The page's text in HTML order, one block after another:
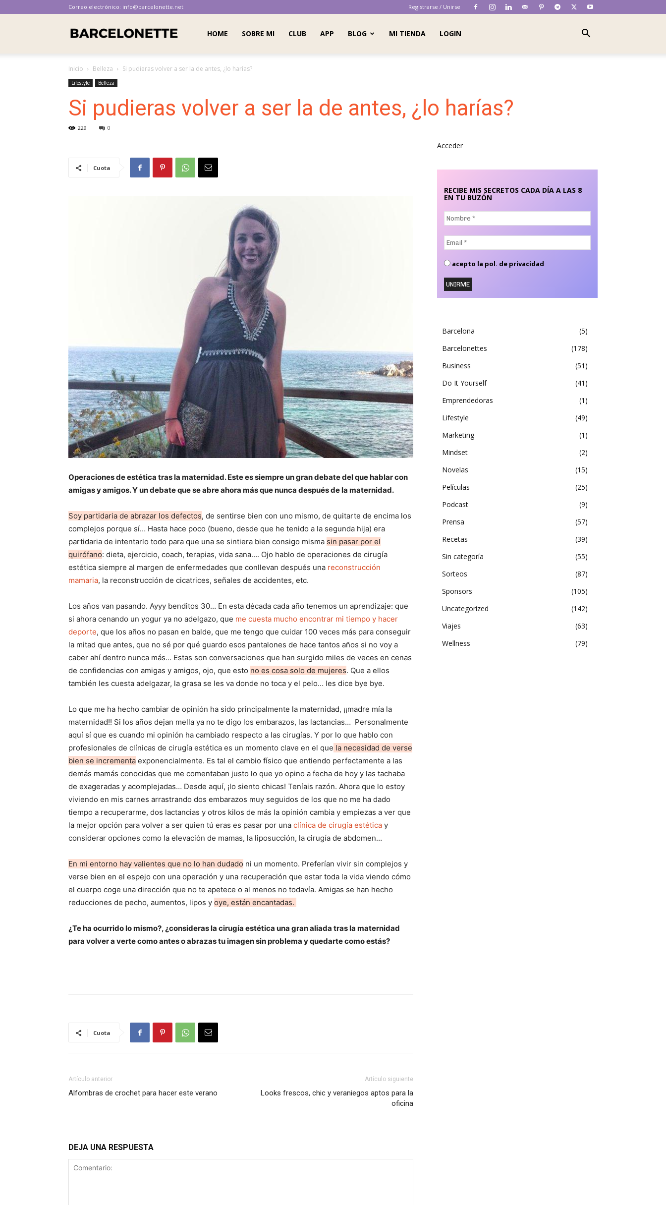
Registrarse / Unirse
Correo electrónico: info@barcelonette.net
Barcelonette
HOME SOBRE MI CLUB APP BLOG MI TIENDA LOGIN
Inicio Belleza Si pudieras volver a ser la de antes, ¿lo harías?
Lifestyle Belleza
Si pudieras volver a ser la de antes, ¿lo harías?
229 0
Cuota
Operaciones de estética tras la maternidad. Este es siempre un gran debate del que hablar con
amigas y amigos. Y un debate que se abre ahora más que nunca después de la maternidad.
Soy partidaria de abrazar los defectos, de sentirse bien con uno mismo, de quitarte de encima los
complejos porque sí… Hasta hace poco (bueno, desde que he tenido a la segunda hija) era
partidaria de intentarlo todo para que una se sintiera bien consigo misma sin pasar por el
quirófano: dieta, ejercicio, coach, terapias, vida sana…. Ojo hablo de operaciones de cirugía
estética siempre al margen de enfermedades que conllevan después una reconstrucción
mamaria, la reconstrucción de cicatrices, señales de accidentes, etc.
Los años van pasando. Ayyy benditos 30… En esta década cada año tenemos un aprendizaje: que
si ahora cenando un yogur ya no adelgazo, que me cuesta mucho encontrar mi tiempo y hacer
deporte, que los años no pasan en balde, que me tengo que cuidar 100 veces más para conseguir
la mitad que antes, que no sé por qué guardo esos pantalones de hace tantos años si no voy a
caber ahí dentro nunca más… Estas son conversaciones que han surgido miles de veces en cenas
de confidencias con amigas y amigos, ojo, que esto no es cosa solo de mujeres. Que a ellos
también les cuesta adelgazar, la grasa se les va donde no toca y el pelo… les dice bye bye.
Lo que me ha hecho cambiar de opinión ha sido principalmente la maternidad, ¡¡madre mía la
maternidad!! Si los años dejan mella ya no te digo los embarazos, las lactancias… Personalmente
aquí sí que es cuando mi opinión ha cambiado respecto a las cirugías. Y por lo que hablo con
profesionales de clínicas de cirugía estética es un momento clave en el que la necesidad de verse
bien se incrementa exponencialmente. Es tal el cambio físico que entiendo perfectamente a las
demás mamás conocidas que me comentaban justo lo que yo opino a fecha de hoy y las tachaba
de exageradas y acomplejadas… Desde aquí, ¡lo siento chicas! Teníais razón. Ahora que lo estoy
viviendo en mis carnes arrastrando dos embarazos muy seguidos de los que no me ha dado
tiempo a recuperarme, dos lactancias y otros kilos de más la opinión cambia y empiezas a ver que
la mejor opción para volver a ser quien tú eras es pasar por una clínica de cirugía estética y
considerar opciones como la elevación de mamas, la liposucción, la cirugía de abdomen…
En mi entorno hay valientes que no lo han dudado ni un momento. Preferían vivir sin complejos y
verse bien en el espejo con una operación y una recuperación que estar toda la vida viendo cómo
el cuerpo coge una dirección que no te apetece o al menos no todavía. Amigas se han hecho
reducciones de pecho, aumentos, lipos y oye, están encantadas.
¿Te ha ocurrido lo mismo?, ¿consideras la cirugía estética una gran aliada tras la maternidad
para volver a verte como antes o abrazas tu imagen sin problema y quedarte como estás?
Cuota
Artículo anterior
Alfombras de crochet para hacer este verano
Artículo siguiente
Looks frescos, chic y veraniegos aptos para la
oficina
DEJA UNA RESPUESTA
Acceder
RECIBE MIS SECRETOS CADA DÍA A LAS 8
EN TU BUZÓN
Nombre
*
Email
*
acepto la pol. de privacidad
Barcelona
5
Barcelonettes
178
Business
51
Do It Yourself
41
Emprendedoras
1
Lifestyle
49
Marketing
1
Mindset
2
Novelas
15
Películas
25
Podcast
9
Prensa
57
Recetas
39
Sin categoría
55
Sorteos
87
Sponsors
105
Uncategorized
142
Viajes
63
Wellness
79